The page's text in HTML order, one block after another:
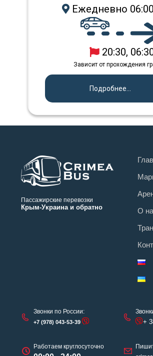
Ежедневно
20:30,
Зависит от прохождения
Подробнее...
Пассажирские перевозки
Крым-Украина и обратно
О
Звонки по России:
+7 (978) 043-53-39
Работаем круглосуточно
+